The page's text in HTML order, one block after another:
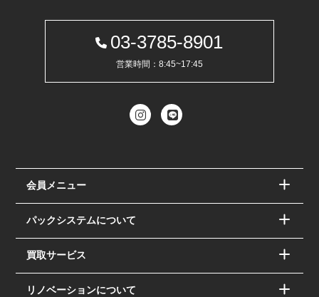
03-3785-8901
営業時間：8:45~17:45
会員メニュー
パックシステムについて
買取サービス
リノベーションについて